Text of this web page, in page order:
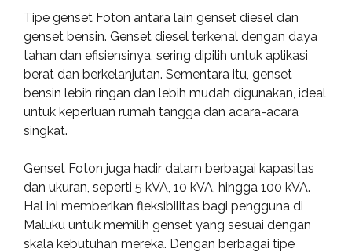
Tipe genset Foton antara lain genset diesel dan
genset bensin. Genset diesel terkenal dengan daya
tahan dan efisiensinya, sering dipilih untuk aplikasi
berat dan berkelanjutan. Sementara itu, genset
bensin lebih ringan dan lebih mudah digunakan, ideal
untuk keperluan rumah tangga dan acara-acara
singkat.
Genset Foton juga hadir dalam berbagai kapasitas
dan ukuran, seperti 5 kVA, 10 kVA, hingga 100 kVA.
Hal ini memberikan fleksibilitas bagi pengguna di
Maluku untuk memilih genset yang sesuai dengan
skala kebutuhan mereka. Dengan berbagai tipe